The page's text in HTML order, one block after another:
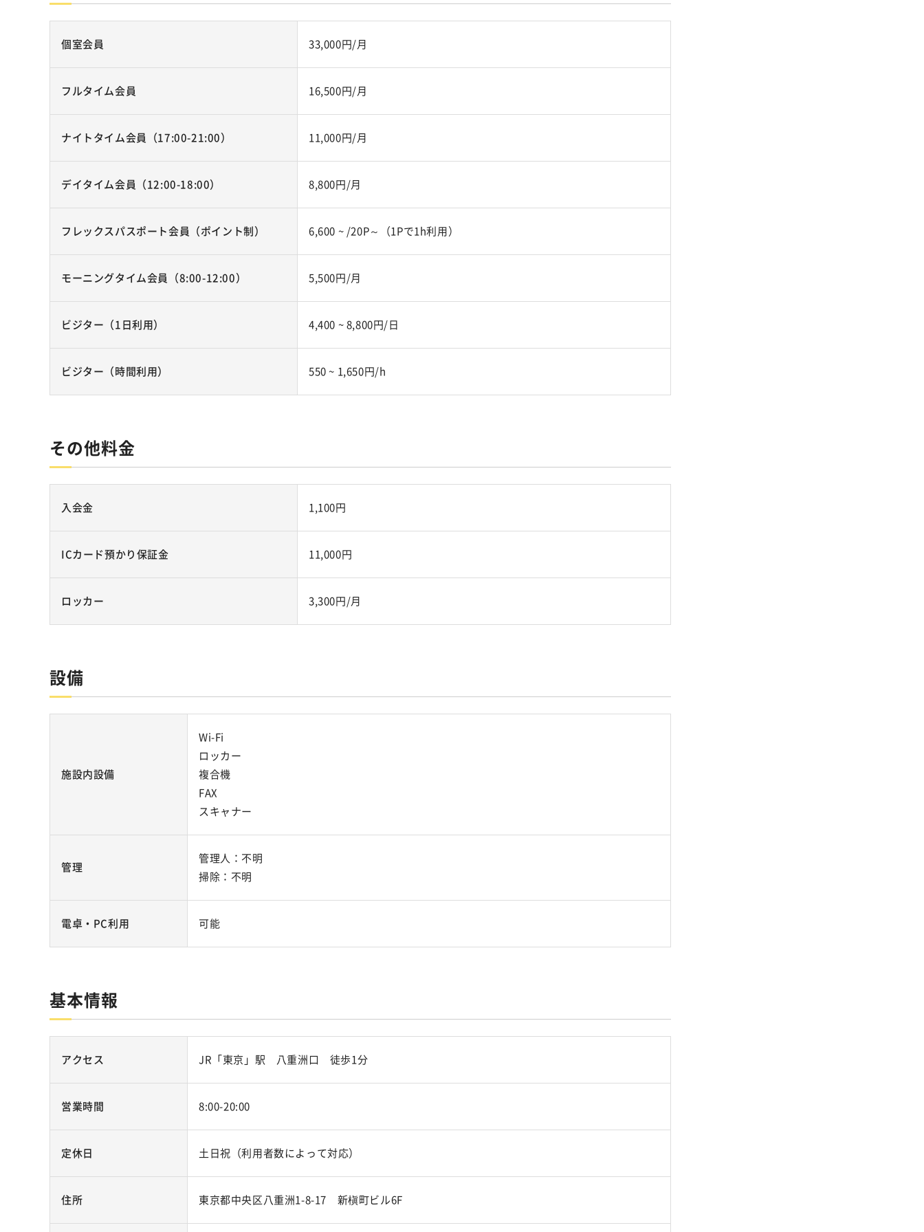
個室会員 33,000円/月
フルタイム会員 16,500円/月
ナイトタイム会員（17:00-21:00） 11,000円/月
デイタイム会員（12:00-18:00） 8,800円/月
フレックスパスポート会員（ポイント制） 6,600 ~ /20P～（1Pで1h利用）
モーニングタイム会員（8:00-12:00） 5,500円/月
ビジター（1日利用） 4,400 ~ 8,800円/日
ビジター（時間利用） 550 ~ 1,650円/h
その他料金
入会金 1,100円
ICカード預かり保証金 11,000円
ロッカー 3,300円/月
設備
施設内設備
Wi-Fi
ロッカー
複合機
FAX
スキャナー
管理
管理人：不明
掃除：不明
電卓・PC利用 可能
基本情報
アクセス JR「東京」駅 八重洲口 徒歩1分
営業時間 8:00-20:00
定休日 土日祝（利用者数によって対応）
住所 東京都中央区八重洲1-8-17 新槇町ビル6F